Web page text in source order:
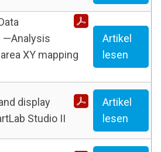
—Analysis
XY mapping
Artikel
lesen
display
Studio II
Artikel
lesen